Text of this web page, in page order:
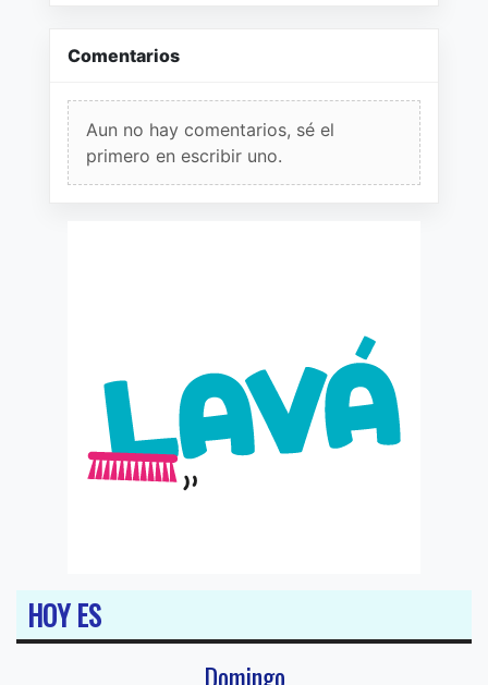
Comentarios
Aun no hay comentarios, sé el
primero en escribir uno.
HOY ES
Domingo